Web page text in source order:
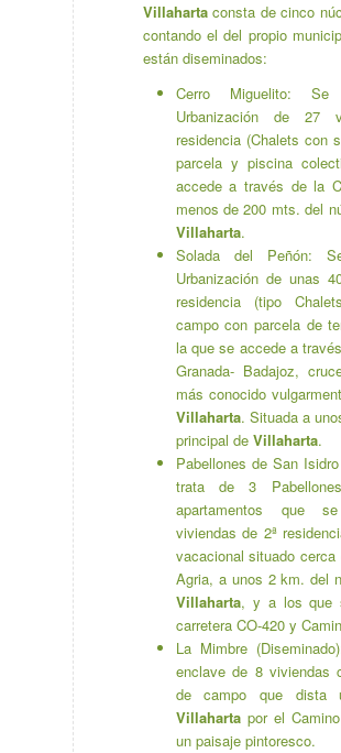
Villahartaconsta de cinco
contando el del propio
están diseminados:
Cerro Miguelito:
Urbanización de 27
residencia (Chalets con
parcela y piscina
accede a través de la
menos de 200 mts. del
Villaharta.
Solada del Peñón:
Urbanización de unas
residencia (tipo
campo con parcela de
la que se accede a
Granada- Badajoz,
más conocido
Villaharta. Situada a
principal de Villaharta.
Pabellones de San
trata de 3
apartamentos que
viviendas de 2ª
vacacional situado
Agria, a unos 2 km. del
Villaharta, y a los que
carretera CO-420 y
La Mimbre
enclave de 8 viviendas
de campo que
Villahartapor el
un paisaje pintoresco.